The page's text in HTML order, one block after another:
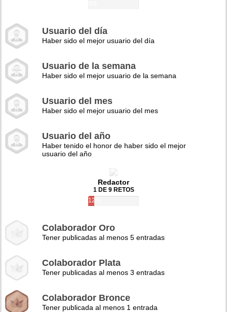
Usuario del día
Haber sido el mejor usuario del día
Usuario de la semana
Haber sido el mejor usuario de la semana
Usuario del mes
Haber sido el mejor usuario del mes
Usuario del año
Haber tenido el honor de haber sido el mejor
usuario del año
Redactor
1 DE 9 RETOS
12%
Colaborador Oro
Tener publicadas al menos 5 entradas
Colaborador Plata
Tener publicadas al menos 3 entradas
Colaborador Bronce
Tener publicada al menos 1 entrada